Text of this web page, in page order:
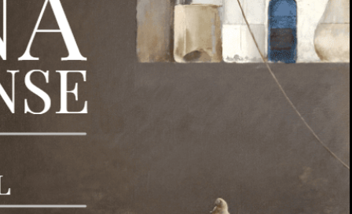
planificación
en el